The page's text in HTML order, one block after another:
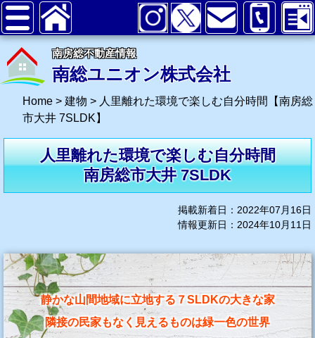
南房総不動産情報
南総ユニオン株式会社
Home > 建物 > 人里離れた環境で楽しむ自分時間【南房総
市大井 7SLDK】
人里離れた環境で楽しむ自分時間
南房総市大井 7SLDK
掲載新着日：2022年07月16日
情報更新日：2024年10月11日
静かな山間地域に立地する７SLDKの大きな家
隣接の民家もなく見えるものは緑一色の世界